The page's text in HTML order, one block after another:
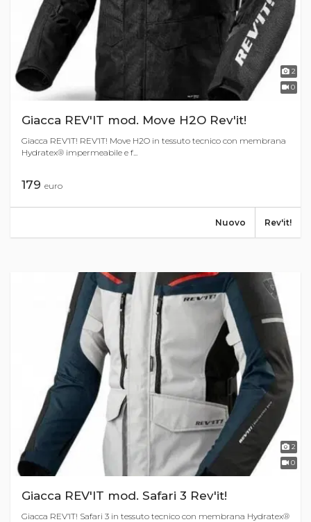
2
0
Giacca REV'IT mod. Move H2O Rev'it!
Giacca REV’IT! REV’IT! Move H2O in tessuto tecnico con membrana
Hydratex® impermeabile e f...
179 euro
Rev'it!
Nuovo
2
0
Giacca REV'IT mod. Safari 3 Rev'it!
Giacca REV’IT! Safari 3 in tessuto tecnico con membrana Hydratex®